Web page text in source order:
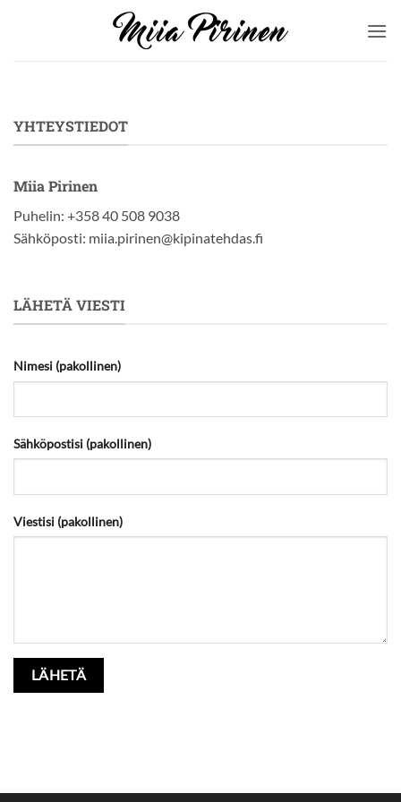
YHTEYSTIEDOT
Miia Pirinen
Puhelin: +358 40 508 9038
Sähköposti: miia.pirinen@kipinatehdas.fi
LÄHETÄ VIESTI
Nimesi (pakollinen)
Sähköpostisi (pakollinen)
Viestisi (pakollinen)